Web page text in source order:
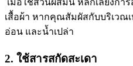
เมื่อใช้ส่วนผสมนี้ หลีกเลี่ยงกา
เสื้อผ้า หากคุณสัมผัสกับบริเวณ
อ่อน และน้ำเปล่า
2. ใช้สารสกัดสะเดา